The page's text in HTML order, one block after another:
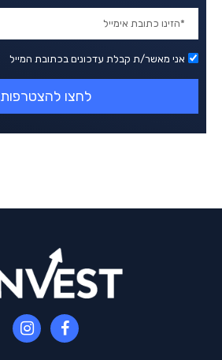
אני מאשר/ת קבלת עדכונים בכתובת המייל
לחצו להצטרפות